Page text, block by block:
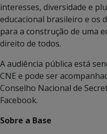
interesses, diversidade e
educacional brasileiro e os
para a construção de uma
direito de todos.
A audiência pública está
CNE e pode ser
Conselho Nacional de
Facebook.
Sobre a Base